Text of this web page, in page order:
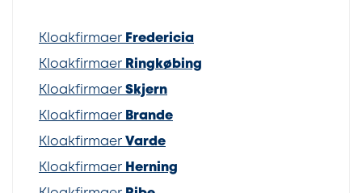
Kloakfirmaer Fredericia
Kloakfirmaer Ringkøbing
Kloakfirmaer Skjern
Kloakfirmaer Brande
Kloakfirmaer Varde
Kloakfirmaer Herning